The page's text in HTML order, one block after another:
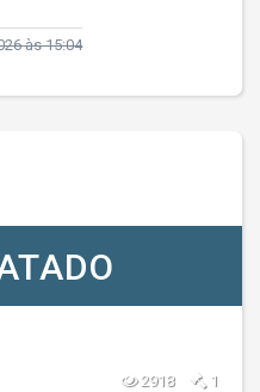
às 15:04
2918 1